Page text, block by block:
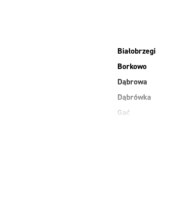
Białobrzegi
Borkowo
Dąbrowa
Dąbrówka
Gać